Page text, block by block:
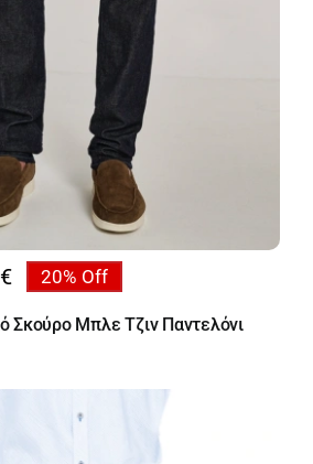
€ 20% Off
Σκούρο Μπλε Τζιν Παντελόνι